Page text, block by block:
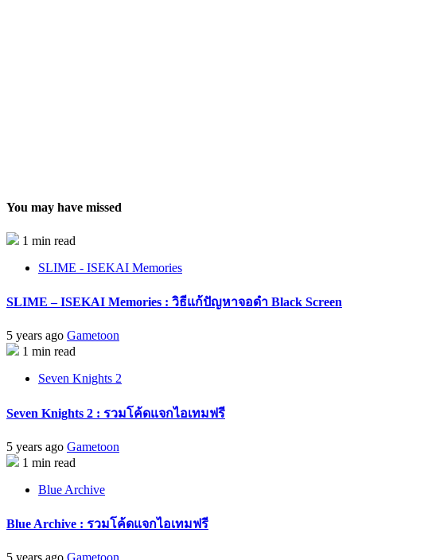
You may have missed
1 min read
SLIME - ISEKAI Memories
SLIME – ISEKAI Memories : วิธีแก้ปัญหาจอดำ Black Screen
5 years ago Gametoon
1 min read
Seven Knights 2
Seven Knights 2 : รวมโค้ดแจกไอเทมฟรี
5 years ago Gametoon
1 min read
Blue Archive
Blue Archive : รวมโค้ดแจกไอเทมฟรี